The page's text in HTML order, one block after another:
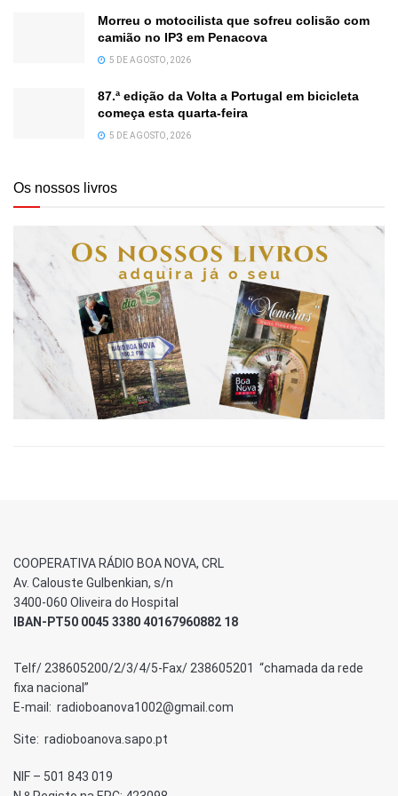
Morreu o motocilista que sofreu colisão com
camião no IP3 em Penacova
5 DE AGOSTO, 2026
87.ª edição da Volta a Portugal em bicicleta
começa esta quarta-feira
5 DE AGOSTO, 2026
Os nossos livros
COOPERATIVA RÁDIO BOA NOVA, CRL
Av. Calouste Gulbenkian, s/n
3400-060 Oliveira do Hospital
IBAN-PT50 0045 3380 40167960882 18
Telf/ 238605200/2/3/4/5-Fax/ 238605201 “chamada da rede
fixa nacional”
E-mail: radioboanova1002@gmail.com
Site: radioboanova.sapo.pt
NIF – 501 843 019